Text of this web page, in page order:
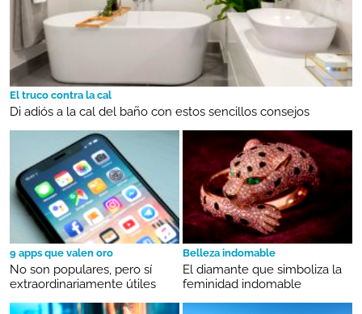
El truco contra la cal
Di adiós a la cal del baño con estos sencillos consejos
9 apps que valen oro
No son populares, pero sí
extraordinariamente útiles
Belleza indomable
El diamante que simboliza la
feminidad indomable